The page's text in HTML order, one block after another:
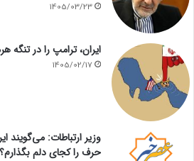
1405/03/23
ایران، ترامپ را در تنگه
1405/02/17
وزیر ارتباطات: می‌گویند
حرف را کجای دلم بگذارم؟